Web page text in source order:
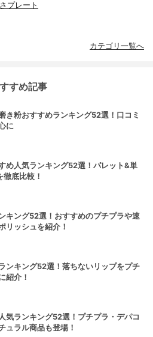
プレート
カテゴリ一覧へ
すめ記事
き粉おすすめランキング52選！口コミ
に
め人気ランキング52選！パレット&単
底比較！
キング52選！おすすめのプチプラや速
リッシュを紹介！
ンキング52選！落ちないリップをプチ
紹介！
気ランキング52選！プチプラ・デパコ
ュラル商品も登場！